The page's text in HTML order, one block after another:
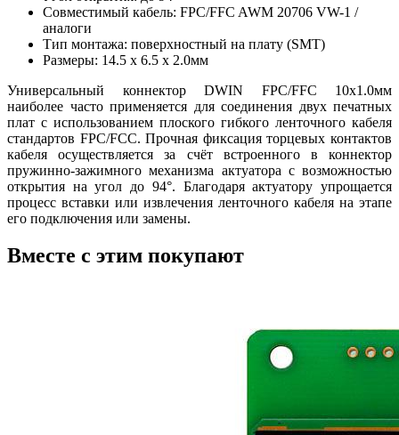
Совместимый кабель: FPC/FFC AWM 20706 VW-1 /
аналоги
Тип монтажа: поверхностный на плату (SMT)
Размеры: 14.5 х 6.5 х 2.0мм
Универсальный коннектор DWIN FPC/FFC 10x1.0мм
наиболее часто применяется для соединения двух печатных
плат с использованием плоского гибкого ленточного кабеля
стандартов FPC/FCC. Прочная фиксация торцевых контактов
кабеля осуществляется за счёт встроенного в коннектор
пружинно-зажимного механизма актуатора с возможностью
открытия на угол до 94°. Благодаря актуатору упрощается
процесс вставки или извлечения ленточного кабеля на этапе
его подключения или замены.
Вместе с этим покупают